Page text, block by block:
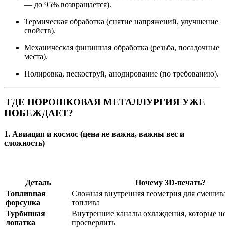
— до 95% возвращается).
Термическая обработка (снятие напряжений, улучшение
свойств).
Механическая финишная обработка (резьба, посадочные
места).
Полировка, пескоструй, анодирование (по требованию).
ГДЕ ПОРОШКОВАЯ МЕТАЛЛУРГИЯ УЖЕ
ПОБЕЖДАЕТ?
1. Авиация и космос (цена не важна, важны вес и
сложность)
Деталь
Почему 3D-печать?
Топливная
форсунка
Сложная внутренняя геометрия для
топлива
Турбинная
лопатка
Внутренние каналы охлаждения, которые
просверлить